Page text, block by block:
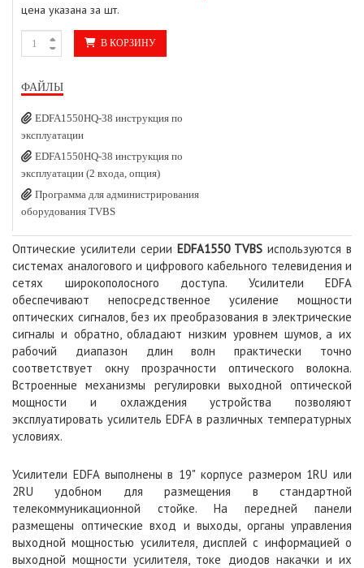
цена указана за шт.
В КОРЗИНУ
ФАЙЛЫ
EDFA1550HQ-38 инструкция по
эксплуатации
EDFA1550HQ-38 инструкция по
эксплуатации (2 входа, опция)
Программа для администрирования
оборудования TVBS
Оптические усилители серии EDFA1550 TVBS используются в
системах аналогового и цифрового кабельного телевидения и
сетях широкополосного доступа. Усилители EDFA
обеспечивают непосредственное усиление мощности
оптических сигналов, без их преобразования в электрические
сигналы и обратно, обладают низким уровнем шумов, а их
рабочий диапазон длин волн практически точно
соответствует окну прозрачности оптического волокна.
Встроенные механизмы регулировки выходной оптической
мощности и охлаждения устройства позволяют
эксплуатировать усилитель EDFA в различных температурных
условиях.
Усилители EDFA выполнены в 19" корпусе размером 1RU или
2RU удобном для размещения в стандартной
телекоммуникационной стойке. На передней панели
размещены оптические вход и выходы, органы управления
выходной мощностью усилителя, дисплей с информацией о
выходной мощности усилителя, токе диодов накачки и их